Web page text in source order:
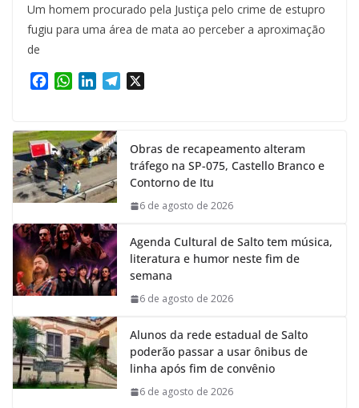
Um homem procurado pela Justiça pelo crime de estupro
fugiu para uma área de mata ao perceber a aproximação
de
e
b
o
o
k
W
t
s
A
p
p
k
e
d
I
n
m
Obras de recapeamento alteram
tráfego na SP-075, Castello Branco e
Contorno de Itu
6 de agosto de 2026
Agenda Cultural de Salto tem música,
literatura e humor neste fim de
semana
6 de agosto de 2026
Alunos da rede estadual de Salto
poderão passar a usar ônibus de
linha após fim de convênio
6 de agosto de 2026